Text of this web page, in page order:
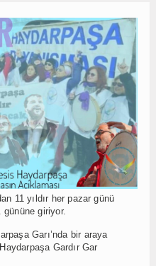
11 yıldır her pazar günü
giriyor.
Garı’nda bir araya
Gardır Gar